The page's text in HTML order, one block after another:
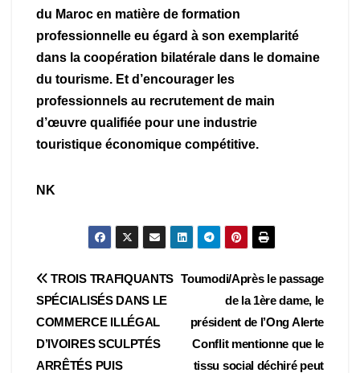
du Maroc en matière de formation
professionnelle eu égard à son exemplarité
dans la coopération bilatérale dans le domaine
du tourisme. Et d’encourager les
professionnels au recrutement de main
d’œuvre qualifiée pour une industrie
touristique économique compétitive.
NK
Navigation
de
l’article
Toumodi/Après le passage
de la 1ère dame, le
président de l’Ong Alerte
Conflit mentionne que le
tissu social déchiré peut
TROIS TRAFIQUANTS
SPÉCIALISÉS DANS LE
COMMERCE ILLÉGAL
D’IVOIRES SCULPTÉS
ARRÊTÉS PUIS